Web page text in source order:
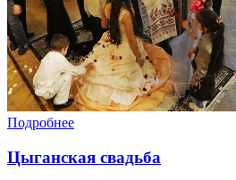
Подробнее
Цыганская свадьба